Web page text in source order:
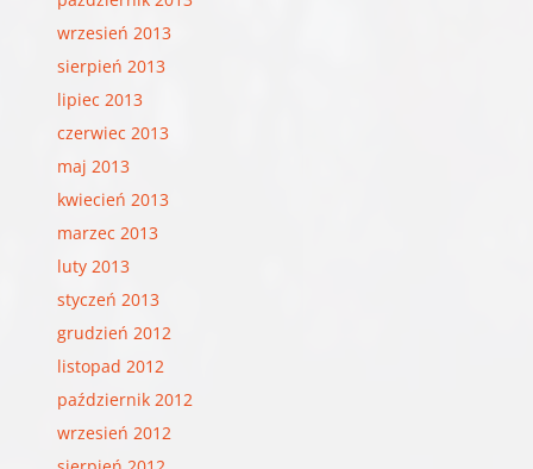
wrzesień 2013
sierpień 2013
lipiec 2013
czerwiec 2013
maj 2013
kwiecień 2013
marzec 2013
luty 2013
styczeń 2013
grudzień 2012
listopad 2012
październik 2012
wrzesień 2012